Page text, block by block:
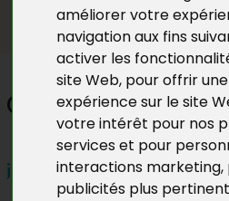
améliorer votre
navigation aux fins
activer les
site Web, pour offrir
expérience sur le site
votre intérêt pour nos
services et pour
interactions marketing,
publicités plus
Claude Rouge
jeudi 29 juin 2023